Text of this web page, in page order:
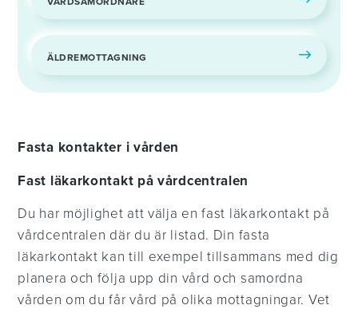
ÄLDREMOTTAGNING
Fasta kontakter i vården
Fast läkarkontakt på vårdcentralen
Du har möjlighet att välja en fast läkarkontakt på
vårdcentralen där du är listad. Din fasta
läkarkontakt kan till exempel tillsammans med dig
planera och följa upp din vård och samordna
vården om du får vård på olika mottagningar. Vet